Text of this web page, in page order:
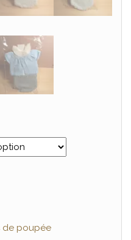
30 et 36 cm
de poupée